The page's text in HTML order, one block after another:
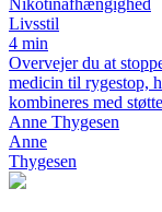
Nikotinafhængighed
Livsstil
4 min
Overvejer du at
medicin til rygestop,
kombineres med
Anne Thygesen
Anne
Thygesen